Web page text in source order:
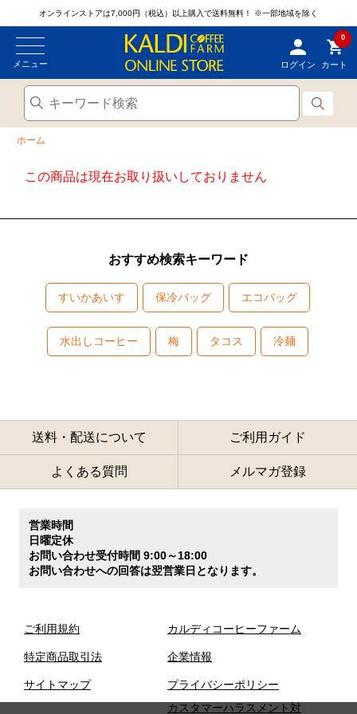
オンラインストアは7,000円（税込）以上購入で送料無料！ ※一部地域を除く
メニュー ログイン
0
カート
ホーム
この商品は現在お取り扱いしておりません
おすすめ検索キーワード
すいかあいす 保冷バッグ エコバッグ
水出しコーヒー 梅 タコス 冷麺
送料・配送について ご利用ガイド
よくある質問 メルマガ登録
営業時間
日曜定休
お問い合わせ受付時間 9:00～18:00
お問い合わせへの回答は翌営業日となります。
ご利用規約
特定商品取引法
サイトマップ
カルディコーヒーファーム
企業情報
プライバシーポリシー
カスタマーハラスメント対